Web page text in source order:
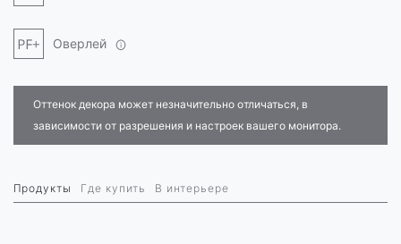
Оверлей
Оттенок декора может незначительно отличаться, в
зависимости от разрешения и настроек вашего монитора.
Продукты Где купить В интерьере